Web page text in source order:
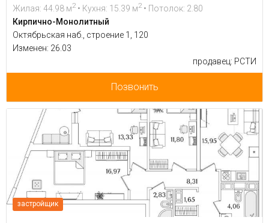
Жилая: 44.98 м2 • Кухня: 15.39 м2 • Потолок: 2.80
Кирпично-Монолитный
Октябрьская наб., строение 1, 120
Изменен: 26.03
продавец: РСТИ
Позвонить
застройщик